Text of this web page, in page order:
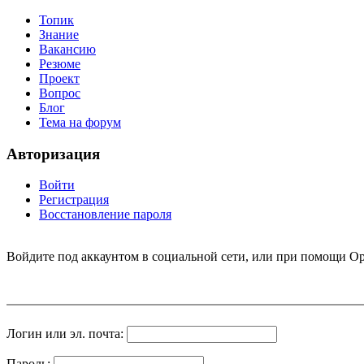
Топик
Знание
Вакансию
Резюме
Проект
Вопрос
Блог
Тема на форум
Авторизация
Войти
Регистрация
Восстановление пароля
Войдите под аккаунтом в социальной сети, или при помощи
Логин или эл. почта: